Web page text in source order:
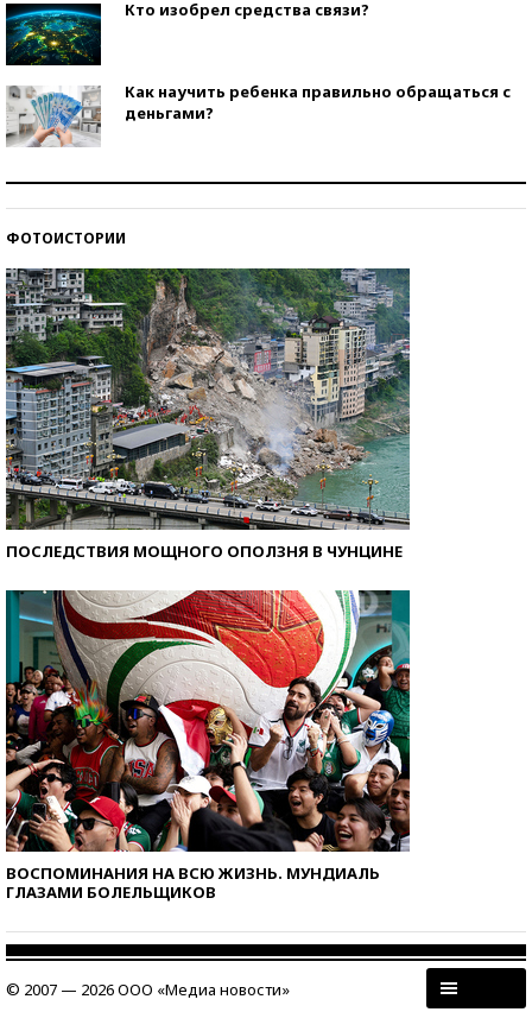
Кто изобрел средства связи?
Как научить ребенка правильно обращаться с
деньгами?
ФОТОИСТОРИИ
ПОСЛЕДСТВИЯ МОЩНОГО ОПОЛЗНЯ В ЧУНЦИНЕ
ВОСПОМИНАНИЯ НА ВСЮ ЖИЗНЬ. МУНДИАЛЬ
ГЛАЗАМИ БОЛЕЛЬЩИКОВ
© 2007 — 2026 ООО «Медиа новости»